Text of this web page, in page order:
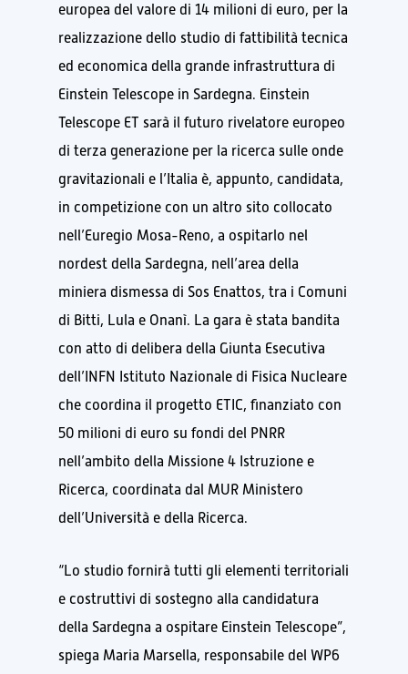
europea del valore di 14 milioni di euro, per la
realizzazione dello studio di fattibilità tecnica
ed economica della grande infrastruttura di
Einstein Telescope in Sardegna. Einstein
Telescope ET sarà il futuro rivelatore europeo
di terza generazione per la ricerca sulle onde
gravitazionali e l’Italia è, appunto, candidata,
in competizione con un altro sito collocato
nell’Euregio Mosa-Reno, a ospitarlo nel
nordest della Sardegna, nell’area della
miniera dismessa di Sos Enattos, tra i Comuni
di Bitti, Lula e Onanì. La gara è stata bandita
con atto di delibera della Giunta Esecutiva
dell’INFN Istituto Nazionale di Fisica Nucleare
che coordina il progetto ETIC, finanziato con
50 milioni di euro su fondi del PNRR
nell’ambito della Missione 4 Istruzione e
Ricerca, coordinata dal MUR Ministero
dell’Università e della Ricerca.
“Lo studio fornirà tutti gli elementi territoriali
e costruttivi di sostegno alla candidatura
della Sardegna a ospitare Einstein Telescope”,
spiega Maria Marsella, responsabile del WP6